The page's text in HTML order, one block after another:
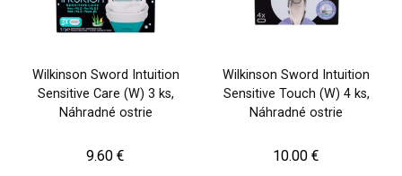
Wilkinson Sword Intuition
Sensitive Care (W) 3 ks,
Náhradné ostrie
9.60 €
Wilkinson Sword Intuition
Sensitive Touch (W) 4 ks,
Náhradné ostrie
10.00 €